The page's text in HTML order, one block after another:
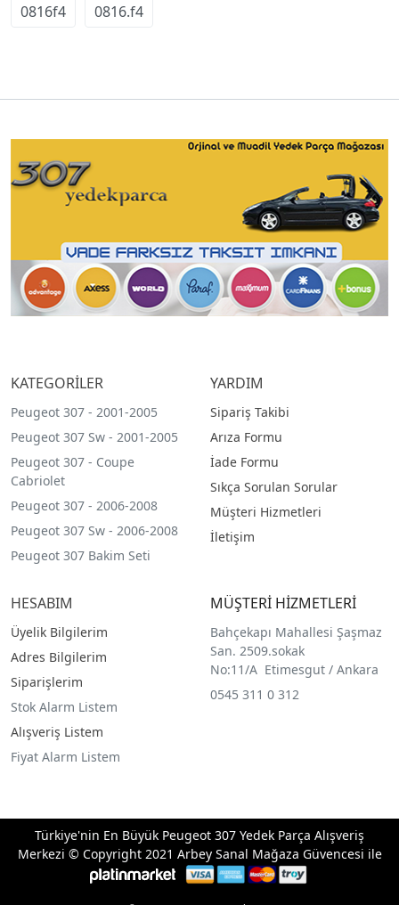
0816f4 0816.f4
KATEGORİLER
Peugeot 307 - 2001-2005
Peugeot 307 Sw - 2001-2005
Peugeot 307 - Coupe
Cabriolet
Peugeot 307 - 2006-2008
Peugeot 307 Sw - 2006-2008
Peugeot 307 Bakim Seti
YARDIM
Sipariş Takibi
Arıza Formu
İade Formu
Sıkça Sorulan Sorular
Müşteri Hizmetleri
İletişim
HESABIM
Üyelik Bilgilerim
Adres Bilgilerim
Siparişlerim
Stok Alarm Listem
Alışveriş Listem
Fiyat Alarm Listem
MÜŞTERİ HİZMETLERİ
Bahçekapı Mahallesi Şaşmaz
San. 2509.sokak
No:11/A Etimesgut / Ankara
0545 311 0 312
Türkiye'nin En Büyük Peugeot 307 Yedek Parça Alışveriş
Merkezi © Copyright 2021 Arbey Sanal Mağaza Güvencesi ile